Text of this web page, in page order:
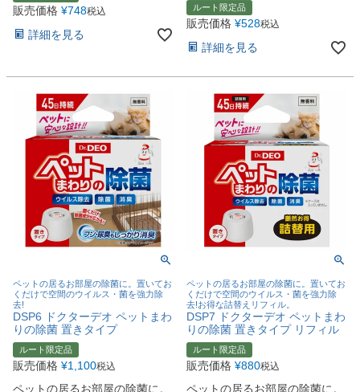
販売価格 ¥748税込
詳細を見る
ルート限定品
販売価格 ¥528税込
詳細を見る
ペットの居るお部屋の除菌に。置いてお
くだけで空間のウイルス・菌を強力除
去!
DSP6 ドクターデオ ペットまわ
りの除菌 置きタイプ
ルート限定品
販売価格 ¥1,100税込
ペットの居るお部屋の除菌に。
ペットの居るお部屋の除菌に。置いてお
くだけで空間のウイルス・菌を強力除
去!お得な詰替えリフィル。
DSP7 ドクターデオ ペットまわ
りの除菌 置きタイプ リフィル
ルート限定品
販売価格 ¥880税込
ペットの居るお部屋の除菌に。